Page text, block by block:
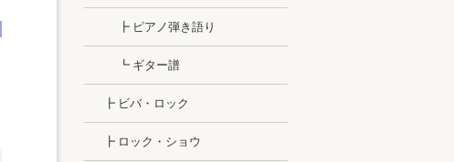
┣ ピアノ弾き語り
┗ ギター譜
┣ ビバ・ロック
┣ ロック・ショウ